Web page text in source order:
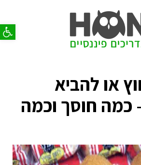
פתח
או להביא
כמה חוסך וכמה